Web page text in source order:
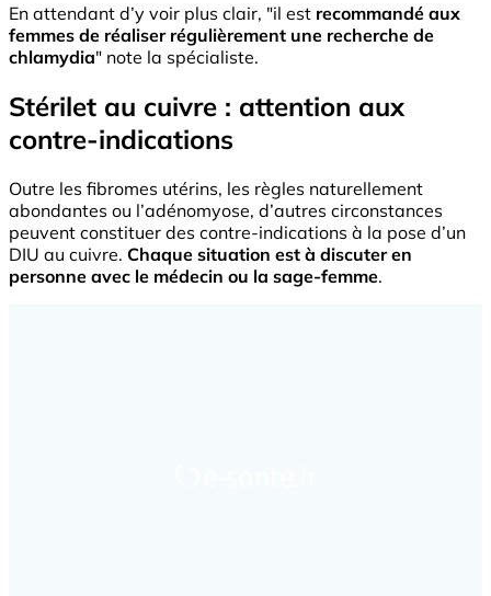
En attendant d’y voir plus clair, "il est recommandé aux
femmes de réaliser régulièrement une recherche de
chlamydia" note la spécialiste.
Stérilet au cuivre : attention aux
contre-indications
Outre les fibromes utérins, les règles naturellement
abondantes ou l’adénomyose, d’autres circonstances
peuvent constituer des contre-indications à la pose d’un
DIU au cuivre. Chaque situation est à discuter en
personne avec le médecin ou la sage-femme.